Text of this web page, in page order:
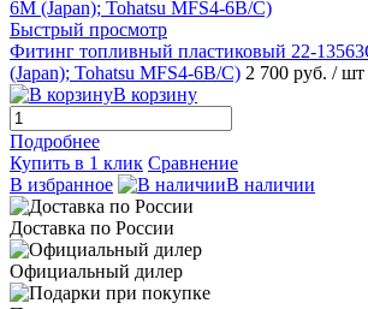
Быстрый просмотр
Фитинг топливный пластиковый 22-
(Japan); Tohatsu MFS4-6B/C) 2 700 руб. / шт
В корзину
Подробнее
Купить в 1 клик Сравнение
В избранное
В наличии
Доставка по России
Официальный дилер